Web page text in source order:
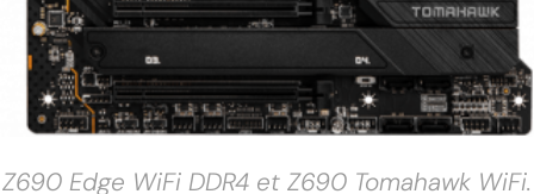
Z690 Edge WiFi DDR4 et Z690 Tomahawk WiFi.